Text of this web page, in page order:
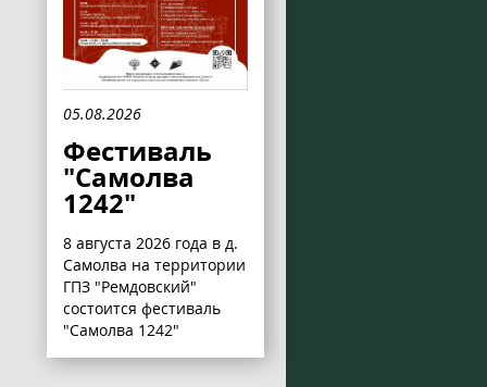
05.08.2026
Фестиваль
"Самолва
1242"
8 августа 2026 года в д.
Самолва на территории
ГПЗ "Ремдовский"
состоится фестиваль
"Самолва 1242"